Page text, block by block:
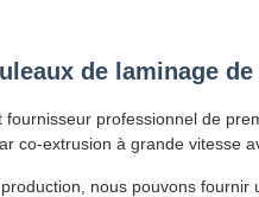
de laminage
fournisseur professionnel de
co-extrusion à grande vitesse
nous pouvons